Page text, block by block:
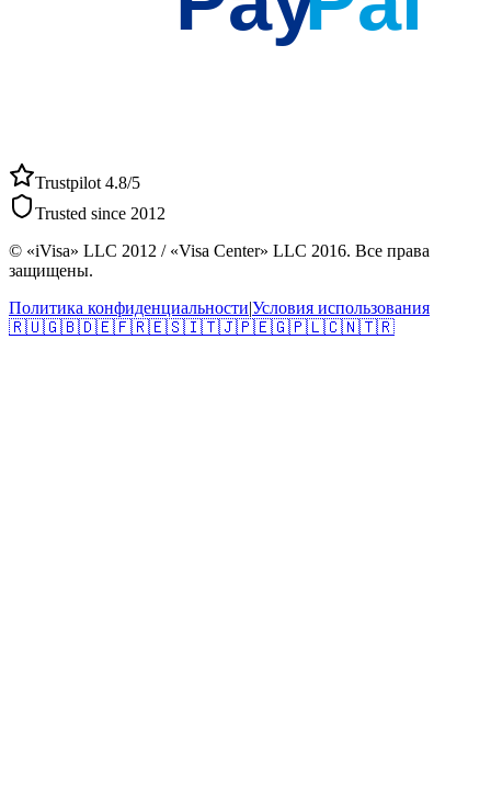
Trustpilot 4.8/5
Trusted since 2012
© «iVisa» LLC 2012 / «Visa Center» LLC 2016. Все права
защищены.
Политика конфиденциальности|Условия использования
🇷🇺🇬🇧🇩🇪🇫🇷🇪🇸🇮🇹🇯🇵🇪🇬🇵🇱🇨🇳🇹🇷